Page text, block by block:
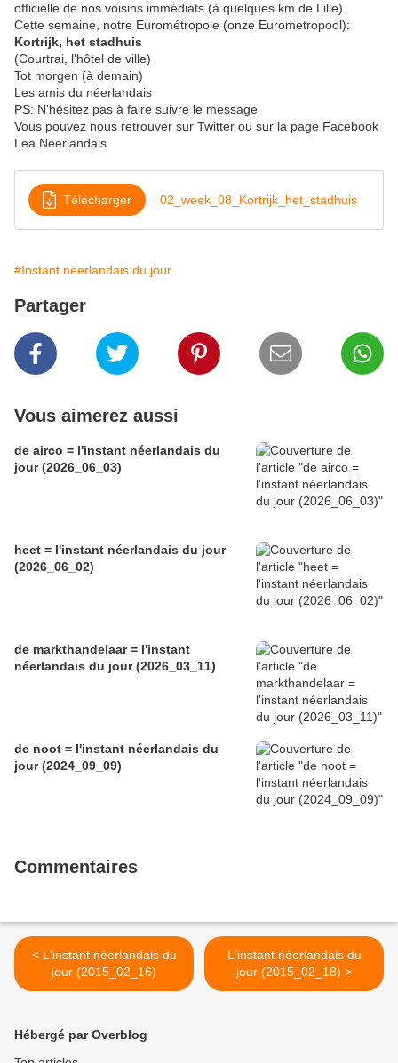
officielle de nos voisins immédiats (à quelques km de Lille).
Cette semaine, notre Eurométropole (onze Eurometropool):
Kortrijk, het stadhuis
(Courtrai, l'hôtel de ville)
Tot morgen (à demain)
Les amis du néerlandais
PS: N'hésitez pas à faire suivre le message
Vous pouvez nous retrouver sur Twitter ou sur la page Facebook
Lea Neerlandais
Télécharger 02_week_08_Kortrijk_het_stadhuis
#Instant néerlandais du jour
Partager
Vous aimerez aussi
de airco = l'instant néerlandais du
jour (2026_06_03)
heet = l'instant néerlandais du jour
(2026_06_02)
de markthandelaar = l'instant
néerlandais du jour (2026_03_11)
de noot = l'instant néerlandais du
jour (2024_09_09)
Commentaires
< L'instant néerlandais du
jour (2015_02_16)
L'instant néerlandais du
jour (2015_02_18) >
Hébergé par Overblog